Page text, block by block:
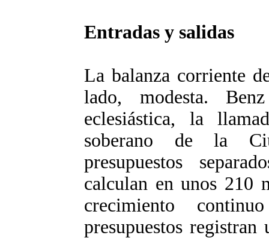
Entradas y salidas
La balanza corriente
lado, modesta.
eclesiástica, la
soberano de la
presupuestos
calculan en unos 210
crecimiento
presupuestos